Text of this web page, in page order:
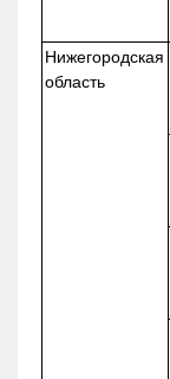
Нижегородская
область